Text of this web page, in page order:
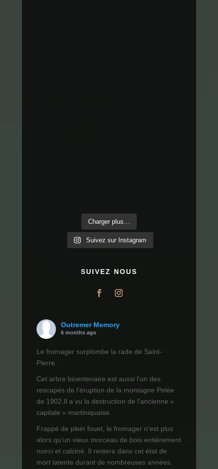
Charger plus…
Suivez sur Instagram
SUIVEZ NOUS
Outremer Memory
6 months ago
Le fromager surplombe la rade de Saint-
Pierre.
Cet arbre bicentenaire est aussi l'un des
rescapés de l’éruption de la montagne Pelée
de 1902.Il a vu la destruction de l’ancienne «
capitale » martiniquaise.
Frappé de plein fouet, le fromager n'est plus
alors qu'un vieux morceau de bois entièrement
noirci et calciné. Il restera dans cet état de
mort latente durant de nombreuses années.